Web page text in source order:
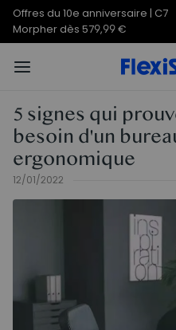
Offres du 10e anniversaire | C7
Morpher dès 579,99 €
5 signes qui
besoin d'un
ergonomique
12/01/2022